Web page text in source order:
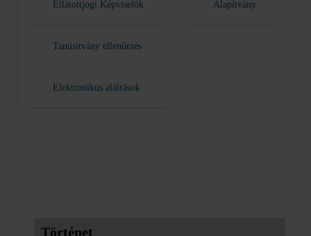
Ellátottjogi Képviselők Alapítvány
Tanúsítvány ellenőrzés
Elektronikus aláírások
Történet